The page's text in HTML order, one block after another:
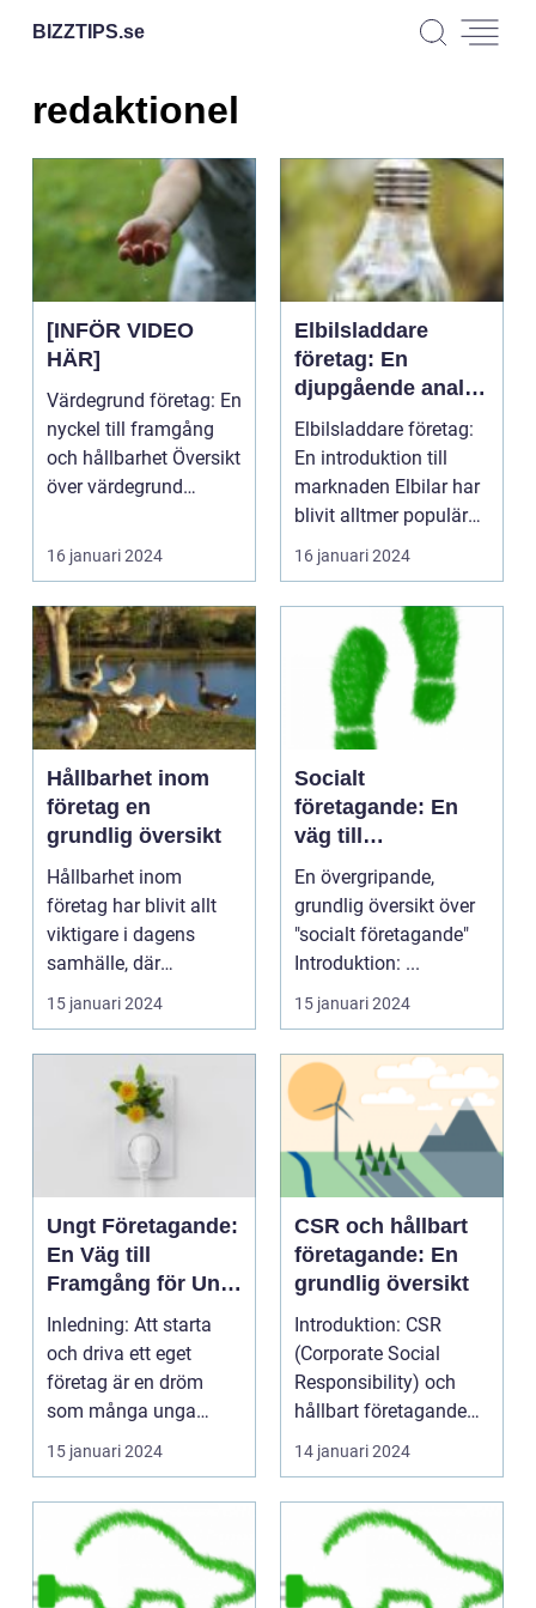
BIZZTIPS.se
redaktionel
[INFÖR VIDEO
HÄR]
Värdegrund företag: En
nyckel till framgång
och hållbarhet Översikt
över värdegrund
16 januari 2024
Elbilsladdare
företag: En
djupgående analys
av marknaden
Elbilsladdare företag:
En introduktion till
marknaden Elbilar har
blivit alltmer populära
som ett h...
16 januari 2024
Hållbarhet inom
företag en
grundlig översikt
Hållbarhet inom
företag har blivit allt
viktigare i dagens
samhälle, där
människor i allt högre
grad...
15 januari 2024
Socialt
företagande: En
väg till
samhällsförbättrin
En övergripande,
grundlig översikt över
"socialt företagande"
Introduktion: ...
15 januari 2024
Ungt Företagande:
En Väg till
Framgång för Ungt
Entreprenörskap
Inledning: Att starta
och driva ett eget
företag är en dröm
som många unga
människor bär på idag.
Ge...
15 januari 2024
CSR och hållbart
företagande: En
grundlig översikt
Introduktion: CSR
(Corporate Social
Responsibility) och
hållbart företagande
har blivit alltmer rele...
14 januari 2024